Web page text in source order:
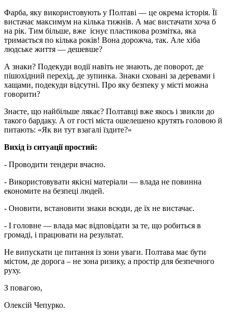
Фарба, яку використовують у Полтаві — це окрема історія. Її
вистачає максимум на кілька тижнів. А має вистачати хоча б
на рік. Тим більше, вже існує пластикова розмітка, яка
тримається по кілька років! Вона дорожча, так. Але хіба
людське життя — дешевше?
А знаки? Подекуди водії навіть не знають, де поворот, де
пішохідний перехід, де зупинка. Знаки сховані за деревами і
хащами, подекуди відсутні. Про яку безпеку у місті можна
говорити?
Знаєте, що найбільше лякає? Полтавці вже якось і звикли до
такого бардаку. А от гості міста ошелешено крутять головою й
питають: «Як ви тут взагалі їздите?»
Вихід із ситуації простий:
- Проводити тендери вчасно.
- Використовувати якісні матеріали — влада не повинна
економите на безпеці людей.
- Оновити, встановити знаки всюди, де їх не вистачає.
- І головне — влада має відповідати за те, що робиться в
громаді, і працювати на результат.
Не випускати це питання із зони уваги. Полтава має бути
містом, де дорога – не зона ризику, а простір для безпечного
руху.
З повагою,
Олексій Чепурко.